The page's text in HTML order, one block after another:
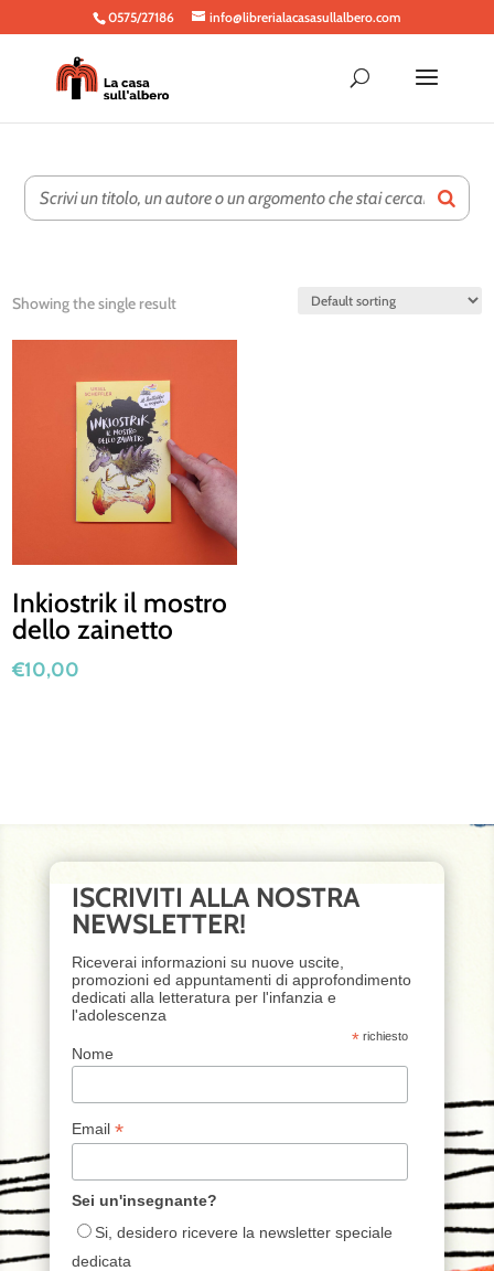
0575/27186 info@librerialacasasullalbero.com
Showing the single result
Inkiostrik il mostro
dello zainetto
€10,00
ISCRIVITI ALLA NOSTRA
NEWSLETTER!
Riceverai informazioni su nuove uscite,
promozioni ed appuntamenti di approfondimento
dedicati alla letteratura per l'infanzia e
l'adolescenza
* richiesto
Nome
Email *
Sei un'insegnante?
Si, desidero ricevere la newsletter speciale
dedicata